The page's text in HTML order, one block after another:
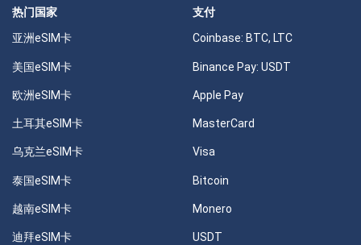
热门国家
亚洲eSIM卡
美国eSIM卡
欧洲eSIM卡
土耳其eSIM卡
乌克兰eSIM卡
泰国eSIM卡
越南eSIM卡
迪拜eSIM卡
支付
Coinbase: BTC, LTC
Binance Pay: USDT
Apple Pay
MasterCard
Visa
Bitcoin
Monero
USDT